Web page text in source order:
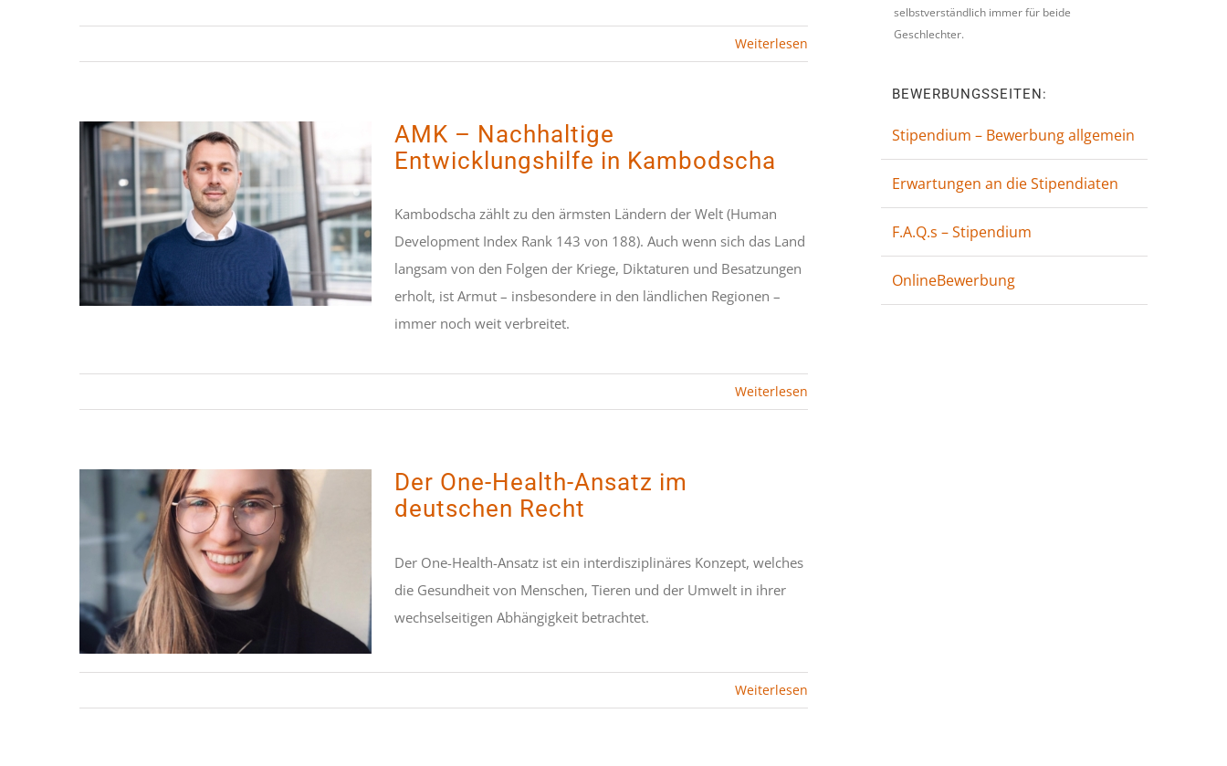
Weiterlesen
AMK – Nachhaltige
Entwicklungshilfe in
Kambodscha
STIPENDIATEN
AMK – Nachhaltige
Entwicklungshilfe in Kambodscha
Kambodscha zählt zu den ärmsten Ländern der Welt (Human
Development Index Rank 143 von 188). Auch wenn sich das Land
langsam von den Folgen der Kriege, Diktaturen und Besatzungen
erholt, ist Armut – insbesondere in den ländlichen Regionen –
immer noch weit verbreitet.
Weiterlesen
Der One-Health-Ansatz
im deutschen Recht
STIPENDIATEN
Der One-Health-Ansatz im
deutschen Recht
Der One-Health-Ansatz ist ein interdisziplinäres Konzept, welches
die Gesundheit von Menschen, Tieren und der Umwelt in ihrer
wechselseitigen Abhängigkeit betrachtet.
Weiterlesen
selbstverständlich immer für beide
Geschlechter.
BEWERBUNGSSEITEN:
Stipendium – Bewerbung allgemein
Erwartungen an die Stipendiaten
F.A.Q.s – Stipendium
OnlineBewerbung